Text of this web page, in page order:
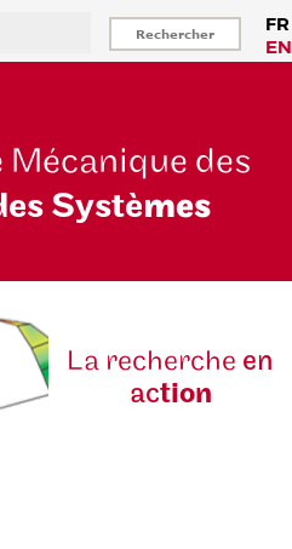
FR
EN
des
Systèmes
La recherche en
action